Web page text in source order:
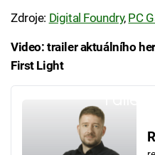
Zdroje: Digital Foundry, PC
Video: trailer aktuálního
First Light